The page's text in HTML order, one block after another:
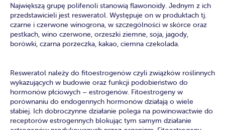
Największą grupę polifenoli stanowią flawonoidy. Jednym z ich
przedstawicieli jest resweratol. Występuje on w produktach tj.
czarne i czerwone winogrona, w szczególności w skórce oraz
pestkach, wino czerwone, orzeszki ziemne, soja, jagody,
borówki, czarna porzeczka, kakao, ciemna czekolada.
Resweratol należy do fitoestrogenów czyli związków roślinnych
wykazujących w budowie oraz funkcji podobieństwo do
hormonów płciowych – estrogenów. Fitoestrogeny w
porównaniu do endogennych hormonów działają o wiele
słabiej. Ich dobroczynne działanie polega na powinowactwie do
receptorów estrogennych blokując tym samym działanie